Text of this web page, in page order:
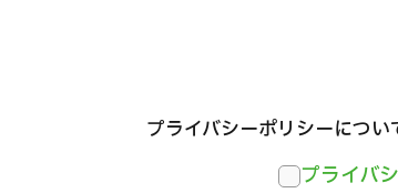
プライバシーポリシーについ
プライバ